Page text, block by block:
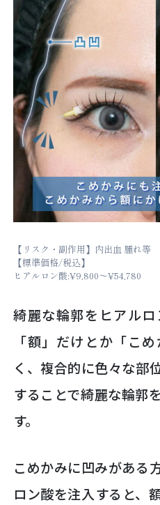
【リスク・副作用】内出血 腫れ等
【標準価格/税込】
ヒアルロン酸:¥9,800～¥54,780
綺麗な輪郭をヒアルロ
「額」だけとか「こ
く、複合的に色々な部
することで綺麗な輪郭
す。
こめかみに凹みがある
ロン酸を注入すると、